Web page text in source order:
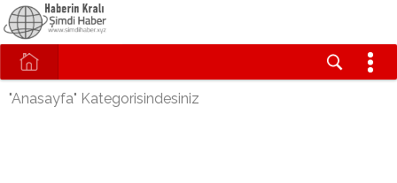
"Anasayfa" Kategorisindesiniz